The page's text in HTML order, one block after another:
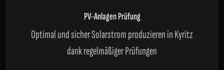
PV-Anlagen Prüfung
Optimal und sicher Solarstrom produzieren in Kyritz
dank regelmäßiger Prüfungen